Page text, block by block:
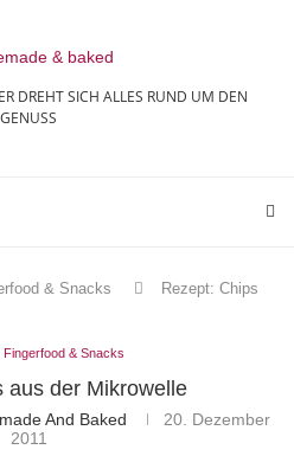
DREHT SICH ALLES RUND UM DEN
GENUSS
& Snacks
Rezept: Chips
Fingerfood & Snacks
aus der Mikrowelle
And Baked
20. Dezember
2011